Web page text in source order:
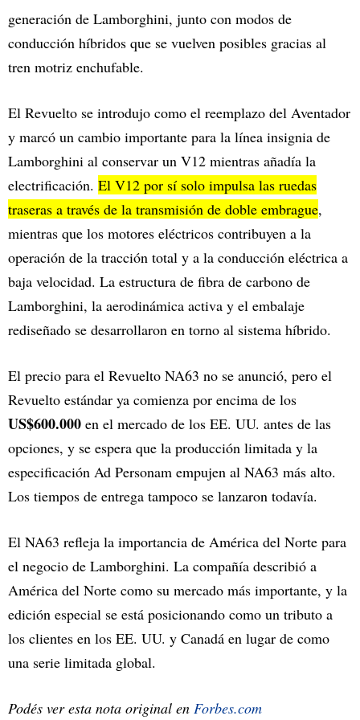
generación de Lamborghini, junto con modos de
conducción híbridos que se vuelven posibles gracias al
tren motriz enchufable.
El Revuelto se introdujo como el reemplazo del Aventador
y marcó un cambio importante para la línea insignia de
Lamborghini al conservar un V12 mientras añadía la
electrificación. El V12 por sí solo impulsa las ruedas
traseras a través de la transmisión de doble embrague,
mientras que los motores eléctricos contribuyen a la
operación de la tracción total y a la conducción eléctrica a
baja velocidad. La estructura de fibra de carbono de
Lamborghini, la aerodinámica activa y el embalaje
rediseñado se desarrollaron en torno al sistema híbrido.
El precio para el Revuelto NA63 no se anunció, pero el
Revuelto estándar ya comienza por encima de los
US$600.000 en el mercado de los EE. UU. antes de las
opciones, y se espera que la producción limitada y la
especificación Ad Personam empujen al NA63 más alto.
Los tiempos de entrega tampoco se lanzaron todavía.
El NA63 refleja la importancia de América del Norte para
el negocio de Lamborghini. La compañía describió a
América del Norte como su mercado más importante, y la
edición especial se está posicionando como un tributo a
los clientes en los EE. UU. y Canadá en lugar de como
una serie limitada global.
Podés ver esta nota original en Forbes.com